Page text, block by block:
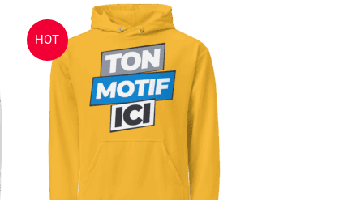
HOT
Ajouter
à la
wishlist